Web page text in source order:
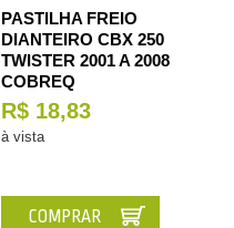
PASTILHA FREIO
DIANTEIRO CBX 250
TWISTER 2001 A 2008
COBREQ
R$ 18,83
à vista
COMPRAR